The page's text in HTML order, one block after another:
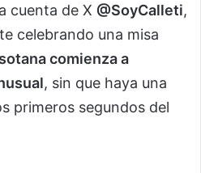
cuenta de X @SoyCalleti,
celebrando una misa
comienza a
, sin que haya una
primeros segundos del